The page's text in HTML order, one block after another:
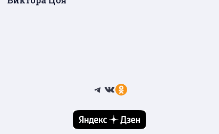
Telegram
ВКонтакте
Ссылка